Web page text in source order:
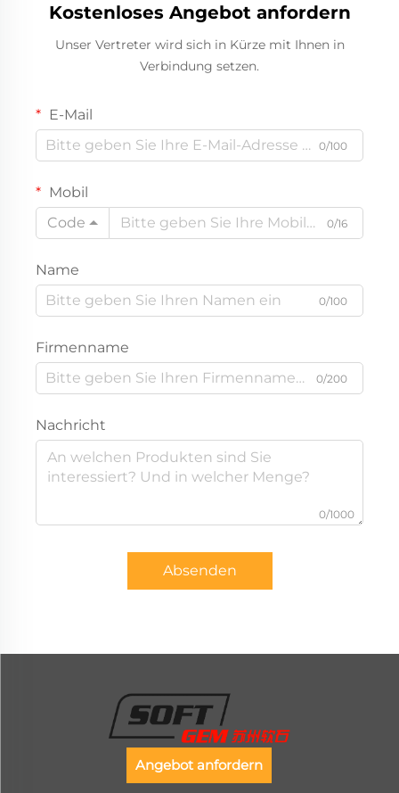
Kostenloses Angebot anfordern
Unser Vertreter wird sich in Kürze mit Ihnen in
Verbindung setzen.
E-Mail
0/100
Mobil
Code
0/16
Name
0/100
Firmenname
0/200
Nachricht
0/1000
Absenden
Angebot anfordern